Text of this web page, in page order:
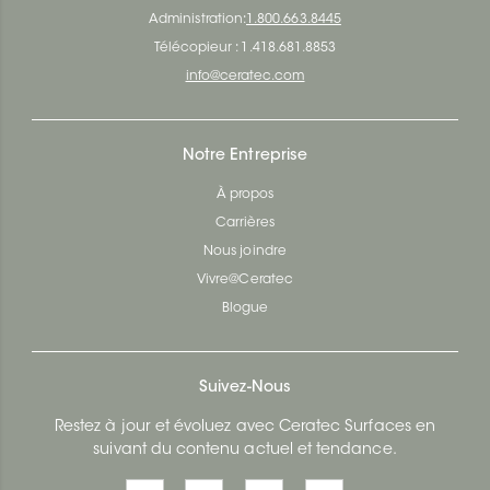
Administration: 1.800.663.8445
Télécopieur : 1.418.681.8853
info@ceratec.com
Notre Entreprise
À propos
Carrières
Nous joindre
Vivre@Ceratec
Blogue
Suivez-Nous
Restez à jour et évoluez avec Ceratec Surfaces en
suivant du contenu actuel et tendance.